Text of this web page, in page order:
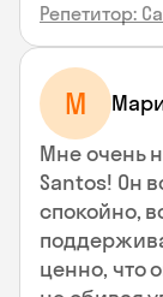
Репетитор:
М
Мне очень
Santos! Он
спокойно,
ценно, что